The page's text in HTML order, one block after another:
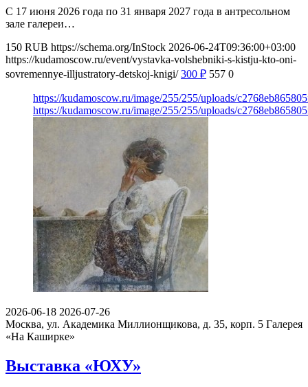
С 17 июня 2026 года по 31 января 2027 года в антресольном
зале галереи…
150 RUB https://schema.org/InStock 2026-06-24T09:36:00+03:00
https://kudamoscow.ru/event/vystavka-volshebniki-s-kistju-kto-oni-
sovremennye-illjustratory-detskoj-knigi/ 300 ₽ 557 0
https://kudamoscow.ru/image/255/255/uploads/
https://kudamoscow.ru/image/255/255/uploads/
2026-06-18 2026-07-26
Москва, ул. Академика Миллионщикова, д. 35, корп. 5 Галерея
«На Каширке»
Выставка «ЮХУ»